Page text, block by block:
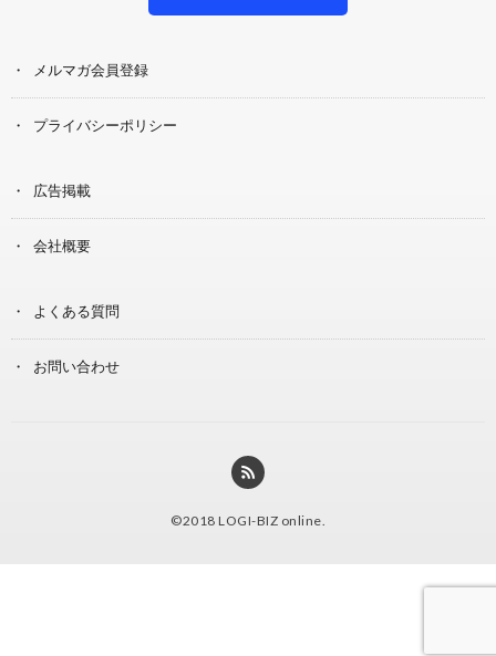
メルマガ会員登録
プライバシーポリシー
広告掲載
会社概要
よくある質問
お問い合わせ
©2018 LOGI-BIZ online